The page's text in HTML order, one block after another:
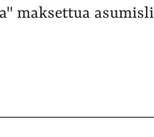
maksettua